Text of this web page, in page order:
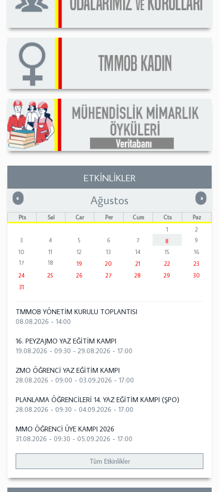
ETKİNLİKLER
« Önceki »
Ağustos
Pts Sal Çar Per Cum Cts
Paz
1
2
3
4 5 6 7 8
9
10
11 12 13 14 15
16
17
18 19 20 21 22
23
24
25 26 27 28 29
30
31
TMMOB YÖNETİM KURULU TOPLANTISI
08.08.2026 - 14:00
16. PEYZAJMO YAZ EĞİTİM KAMPI
19.08.2026 - 09:30 - 29.08.2026 - 17:00
ZMO ÖĞRENCİ YAZ EĞİTİM KAMPI
28.08.2026 - 09:00 - 03.09.2026 - 17:00
PLANLAMA ÖĞRENCİLERİ 14. YAZ EĞİTİM KAMPI (ŞPO)
28.08.2026 - 09:30 - 04.09.2026 - 17:00
MMO ÖĞRENCİ ÜYE KAMPI 2026
31.08.2026 - 09:30 - 05.09.2026 - 17:00
Tüm Etkinlikler